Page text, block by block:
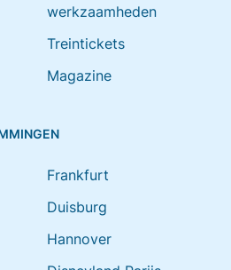
werkzaamheden
Treintickets
Magazine
Frankfurt
Duisburg
Hannover